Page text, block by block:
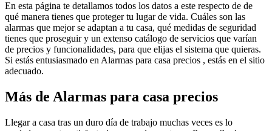
En esta página te detallamos todos los datos a este respecto de de
qué manera tienes que proteger tu lugar de vida. Cuáles son las
alarmas que mejor se adaptan a tu casa, qué medidas de seguridad
tienes que proseguir y un extenso catálogo de servicios que varían
de precios y funcionalidades, para que elijas el sistema que quieras.
Si estás entusiasmado en Alarmas para casa precios , estás en el sitio
adecuado.
Más de Alarmas para casa precios
Llegar a casa tras un duro día de trabajo muchas veces es lo